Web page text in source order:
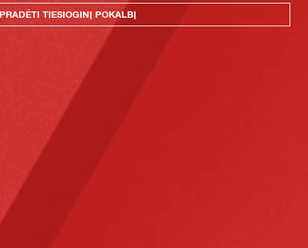
PRADĖTI TIESIOGINĮ POKALBĮ